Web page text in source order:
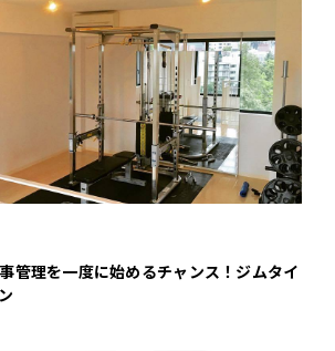
管理を一度に始めるチャンス！ジムタイ